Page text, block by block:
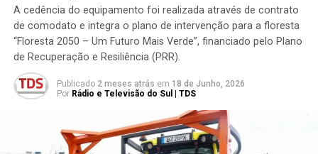
A cedência do equipamento foi realizada através de contrato
de comodato e integra o plano de intervenção para a floresta
“Floresta 2050 – Um Futuro Mais Verde”, financiado pelo Plano
de Recuperação e Resiliência (PRR).
Publicado 2 meses atrás em 18 de Junho, 2026
Por Rádio e Televisão do Sul | TDS